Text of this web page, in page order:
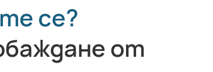
се?
от